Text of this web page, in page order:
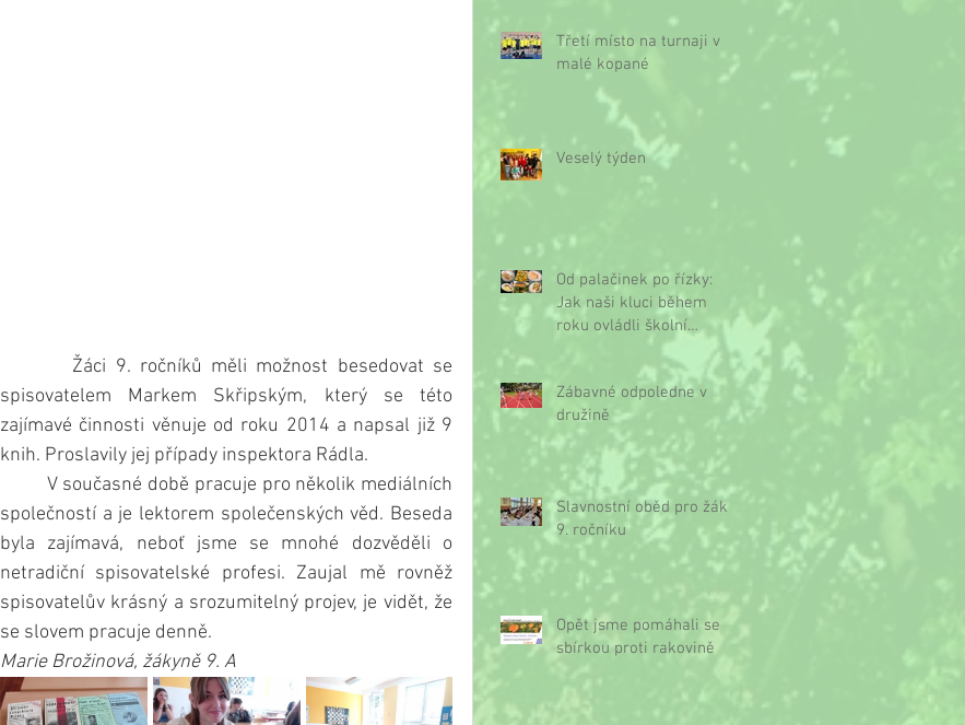
spisovatelem Markem Skřipským, který se této
zajímavé činnosti věnuje od roku 2014 a napsal již 9
knih. Proslavily jej případy inspektora Rádla.
společností a je lektorem společenských věd. Beseda
byla zajímavá, neboť jsme se mnohé dozvěděli o
netradiční spisovatelské profesi. Zaujal mě rovněž
spisovatelův krásný a srozumitelný projev, je vidět, že
se slovem pracuje denně.
Marie Brožinová, žákyně 9. A
Třetí místo na turnaji v
malé kopané
Veselý týden
Od palačinek po řízky:
Jak naši kluci během
roku ovládli školní
Zábavné odpoledne v
družině
Slavnostní oběd pro žáky
9. ročníku
Opět jsme pomáhali se
sbírkou proti rakovině